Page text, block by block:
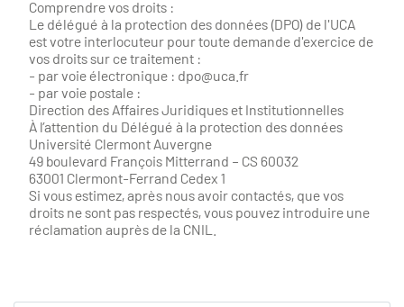
Comprendre vos droits :
Le délégué à la protection des données (DPO) de l'UCA
est votre interlocuteur pour toute demande d'exercice de
vos droits sur ce traitement :
- par voie électronique : dpo@uca.fr
- par voie postale :
Direction des Affaires Juridiques et Institutionnelles
À l’attention du Délégué à la protection des données
Université Clermont Auvergne
49 boulevard François Mitterrand – CS 60032
63001 Clermont-Ferrand Cedex 1
Si vous estimez, après nous avoir contactés, que vos
droits ne sont pas respectés, vous pouvez introduire une
réclamation auprès de la CNIL.